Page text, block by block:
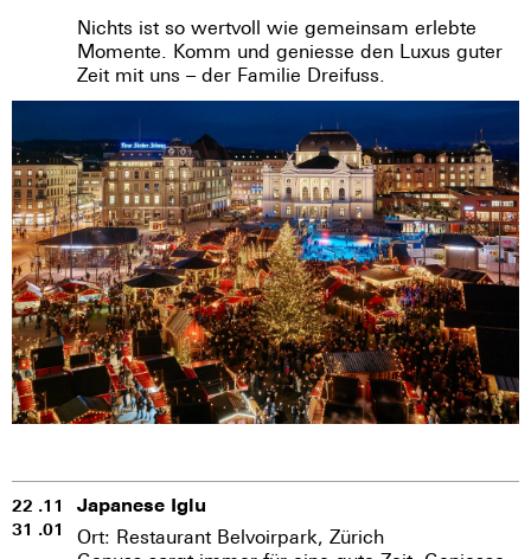
Nichts ist so wertvoll wie gemeinsam erlebte
Momente. Komm und geniesse den Luxus guter
Zeit mit uns – der Familie Dreifuss.
22 .11
31 .01
Japanese Iglu
Ort: Restaurant Belvoirpark, Zürich